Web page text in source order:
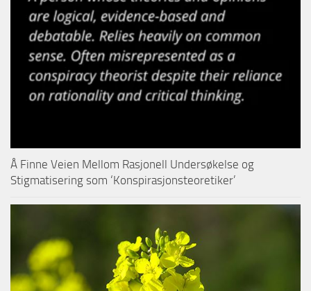
Å Finne Veien Mellom Rasjonell Undersøkelse og
Stigmatisering som ‘Konspirasjonsteoretiker’